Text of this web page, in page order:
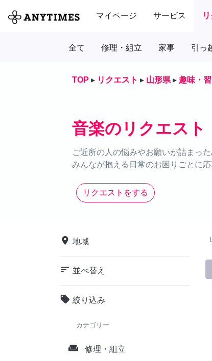
マイページ サービス
全て 修理・組立 家事 引っ
TOP ▸ リクエスト ▸ 山形県 ▸ 趣味・
音楽のリクエスト
ご近所の人の悩みやお願いが詰まっ
みんなが抱える日常のお困りごとに
リクエストをする
place 地域
sort 並べ替え
local_offer 絞り込み
カテゴリー
weekend 修理・組立